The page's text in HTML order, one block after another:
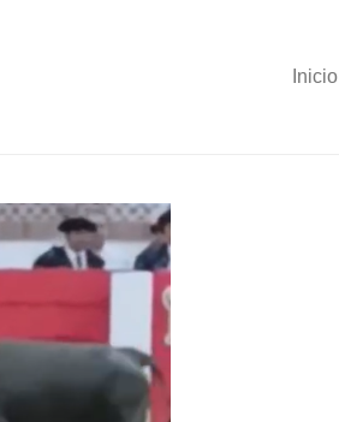
Inicio